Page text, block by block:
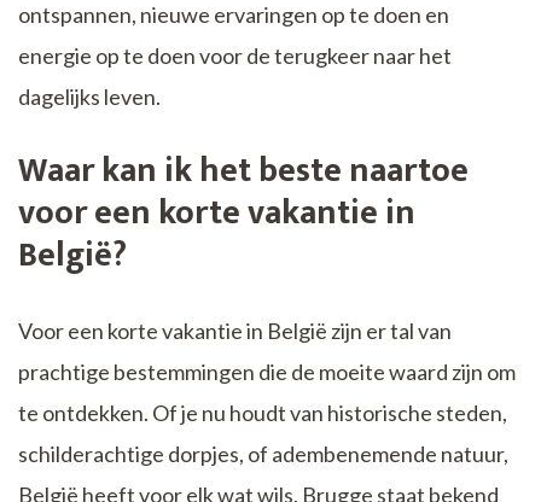
ontspannen, nieuwe ervaringen op te doen en
energie op te doen voor de terugkeer naar het
dagelijks leven.
Waar kan ik het beste naartoe
voor een korte vakantie in
België?
Voor een korte vakantie in België zijn er tal van
prachtige bestemmingen die de moeite waard zijn om
te ontdekken. Of je nu houdt van historische steden,
schilderachtige dorpjes, of adembenemende natuur,
België heeft voor elk wat wils. Brugge staat bekend